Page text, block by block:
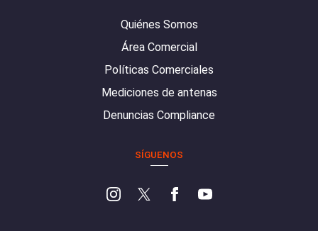
Quiénes Somos
Área Comercial
Políticas Comerciales
Mediciones de antenas
Denuncias Compliance
SÍGUENOS